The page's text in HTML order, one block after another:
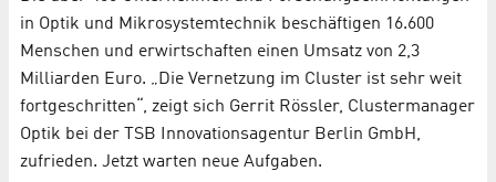
in Optik und Mikrosystemtechnik beschäftigen 16.600
Menschen und erwirtschaften einen Umsatz von 2,3
Milliarden Euro. „Die Vernetzung im Cluster ist sehr weit
fortgeschritten“, zeigt sich Gerrit Rössler, Clustermanager
Optik bei der TSB Innovationsagentur Berlin GmbH,
zufrieden. Jetzt warten neue Aufgaben.